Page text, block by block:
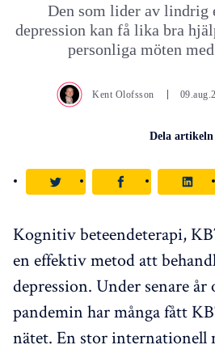
Den som lider av lindrig
depression kan få lika bra
personliga möten
Kent Olofsson
Dela artikeln
Kognitiv beteendeterapi,
en effektiv metod att
depression. Under senare
pandemin har många fått
nätet. En stor internationell